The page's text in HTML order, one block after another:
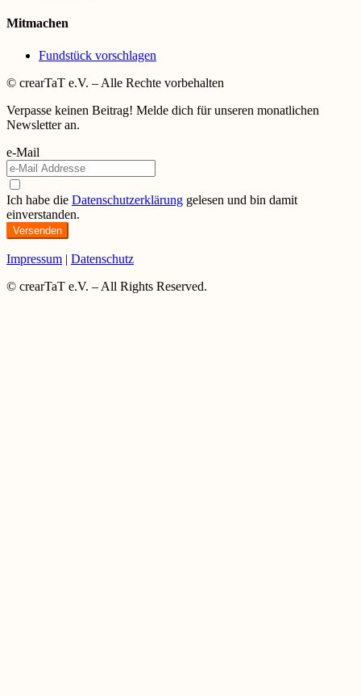
Mitmachen
Fundstück vorschlagen
© crearTaT e.V. – Alle Rechte vorbehalten
Verpasse keinen Beitrag! Melde dich für unseren monatlichen
Newsletter an.
e-Mail
Ich habe die Datenschutzerklärung gelesen und bin damit
einverstanden.
Versenden
Impressum | Datenschutz
© crearTaT e.V. – All Rights Reserved.